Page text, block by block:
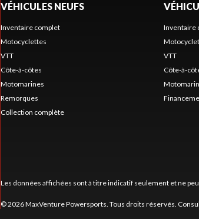
VÉHICULES NEUFS
Inventaire complet
Motocyclettes
VTT
Côte-à-côtes
Motomarines
Remorques
Collection complète
Inventaire
VTT
Côte-à-
Les données affichées sont à titre indicatif seulement et ne
© 2026 MaxVenture Powersports. Tous droits réservés.